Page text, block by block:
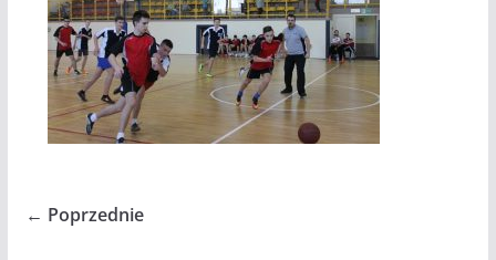
← Poprzednie